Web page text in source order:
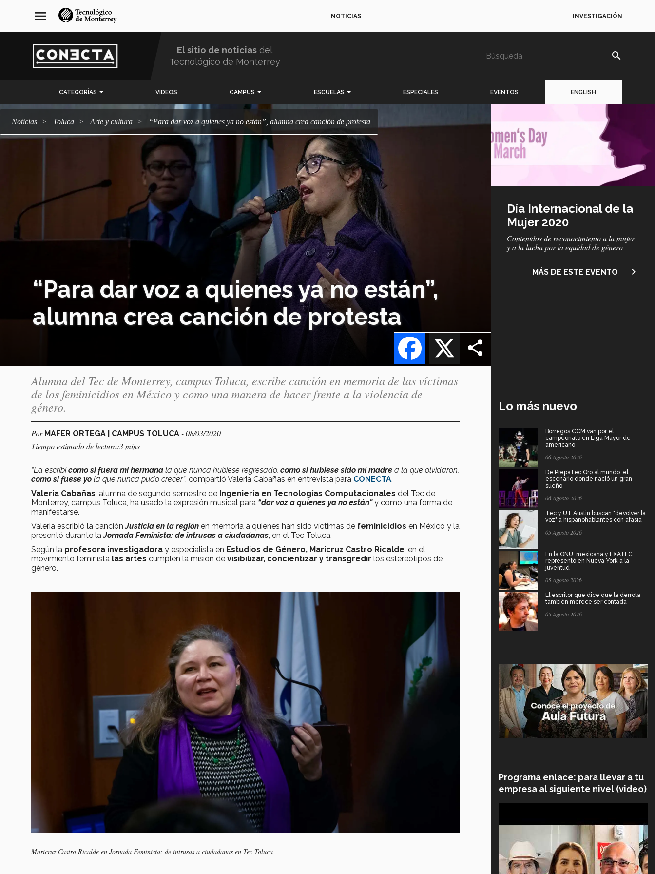
navegación
principal
menu NOTICIAS INVESTIGACIÓN
El sitio de noticias del
Tecnológico de Monterrey
search
CATEGORÍAS VIDEOS CAMPUS ESCUELAS ESPECIALES EVENTOS ENGLISH
Noticias Toluca arte y cultura “Para dar voz a quienes ya no están”, alumna crea canción de protesta
“Para dar voz a quienes ya no están”,
alumna crea canción de protesta
X
Facebook
logo
Día Internacional de la
Mujer 2020
Subtítulo
Contenidos de reconocimiento a la mujer
y a la lucha por la equidad de género
MÁS DE ESTE EVENTO navigate_next
Alumna del Tec de Monterrey, campus Toluca, escribe canción en memoria de las víctimas
de los feminicidios en México y como una manera de hacer frente a la violencia de
género.
Por MAFER ORTEGA | CAMPUS TOLUCA - 08/03/2020
Tiempo estimado de lectura:3 mins
“La escribícomo si fuera mi hermana la que nunca hubiese regresado, como si hubiese sido mi madre a la que olvidaron,
como si fuese yo la que nunca pudo crecer”, compartió Valeria Cabañas en entrevista para CONECTA.
Valeria Cabañas, alumna de segundo semestre de Ingeniería en Tecnologías Computacionales del Tec de
Monterrey, campus Toluca, ha usado la expresión musical para “dar voz a quienes ya no están"y como una forma de
manifestarse.
Valeria escribió la canciónJusticia en la región en memoria a quienes han sido víctimas de feminicidios en México y la
presentó durante laJornada Feminista: de intrusas a ciudadanas, en el Tec Toluca.
Según la profesora investigadora y especialista en Estudios de Género, Maricruz Castro Ricalde, en el
movimiento feminista las artes cumplen la misión de visibilizar, concientizar y transgredir los estereotipos de
género.
Maricruz Castro Ricalde en Jornada Feminista: de intrusas a ciudadanas en Tec Toluca
Lo más nuevo
Borregos CCM van por el
campeonato en Liga Mayor de
americano
06 Agosto 2026
De PrepaTec Qro al mundo: el
escenario donde nació un gran
sueño
06 Agosto 2026
Tec y UT Austin buscan "devolver la
voz" a hispanohablantes con afasia
05 Agosto 2026
En la ONU: mexicana y EXATEC
representó en Nueva York a la
juventud
05 Agosto 2026
El escritor que dice que la derrota
también merece ser contada
05 Agosto 2026
Programa enlace: para llevar a tu
empresa al siguiente nivel (video)